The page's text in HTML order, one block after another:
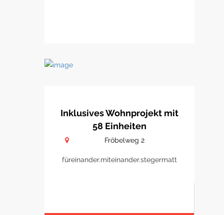
Inklusives Wohnprojekt mit
58 Einheiten
Fröbelweg 2
füreinander.miteinander.stegermatt